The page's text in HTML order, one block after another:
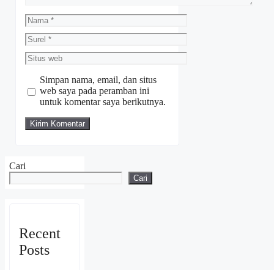
Nama
Surel
Situs
web
Simpan nama, email, dan situs
web saya pada peramban ini
untuk komentar saya berikutnya.
Cari
Cari
Recent
Posts